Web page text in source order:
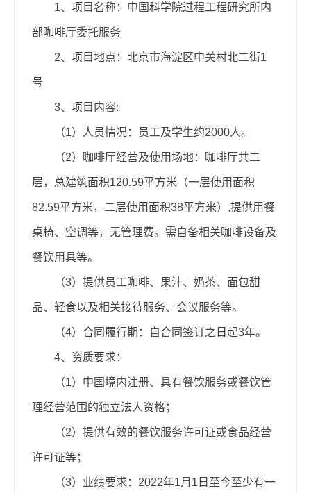
1、项目名称：中国科学院过程工程研究所内
部咖啡厅委托服务
2、项目地点：北京市海淀区中关村北二街1
号
3、项目内容:
（1）人员情况：员工及学生约2000人。
（2）咖啡厅经营及使用场地：咖啡厅共二
层，总建筑面积120.59平方米（一层使用面积
82.59平方米，二层使用面积38平方米）,提供用餐
桌椅、空调等，无管理费。需自备相关咖啡设备及
餐饮用具等。
（3）提供员工咖啡、果汁、奶茶、面包甜
品、轻食以及相关接待服务、会议服务等。
（4）合同履行期：自合同签订之日起3年。
4、资质要求：
（1）中国境内注册、具有餐饮服务或餐饮管
理经营范围的独立法人资格；
（2）提供有效的餐饮服务许可证或食品经营
许可证等；
（3）业绩要求：2022年1月1日至今至少有一